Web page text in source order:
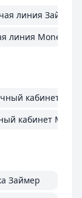
линия Займер
линия
кабинет
кабинет
Займер